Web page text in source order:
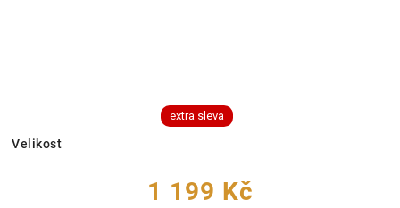
extra sleva
Velikost
1 199 Kč